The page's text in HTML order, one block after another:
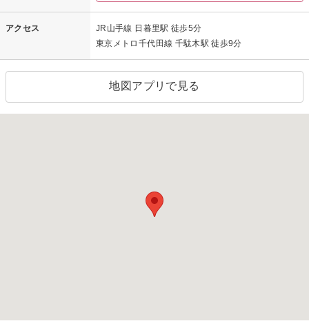
アクセス
JR山手線 日暮里駅 徒歩5分
東京メトロ千代田線 千駄木駅 徒歩9分
地図アプリで見る